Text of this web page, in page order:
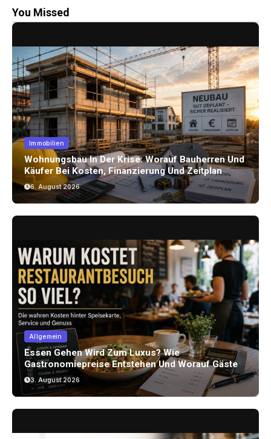
You Missed
Immobilien
Wohnungsbau In Der Krise: Worauf Bauherren Und
Käufer Bei Kosten, Finanzierung Und Zeitplan
Achten Sollten
6. August 2026
Allgemein
Essen Gehen Wird Zum Luxus? Wie
Gastronomiepreise Entstehen Und Worauf Gäste
Achten Können
3. August 2026